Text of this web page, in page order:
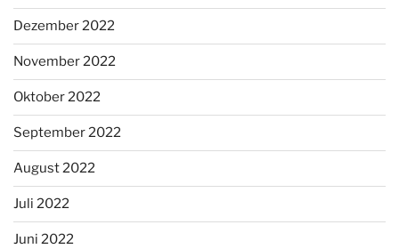
Dezember 2022
November 2022
Oktober 2022
September 2022
August 2022
Juli 2022
Juni 2022